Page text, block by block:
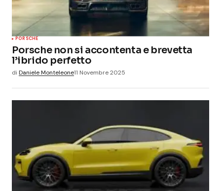
PORSCHE
Porsche non si accontenta e brevetta
l’ibrido perfetto
di Daniele Monteleone11 Novembre 2025